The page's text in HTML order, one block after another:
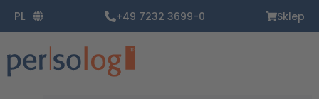
Inhalt
springen
PL +49 7232 3699-0 Sklep